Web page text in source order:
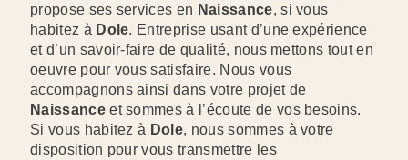
propose ses services en Naissance, si vous
habitez à Dole. Entreprise usant d’une expérience
et d’un savoir-faire de qualité, nous mettons tout en
oeuvre pour vous satisfaire. Nous vous
accompagnons ainsi dans votre projet de
Naissanceet sommes à l’écoute de vos besoins.
Si vous habitez à Dole, nous sommes à votre
disposition pour vous transmettre les